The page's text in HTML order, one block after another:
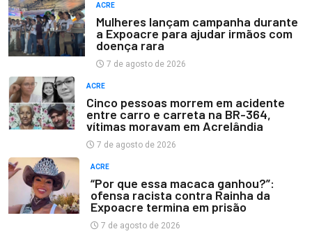
ACRE
Mulheres lançam campanha durante
a Expoacre para ajudar irmãos com
doença rara
7 de agosto de 2026
ACRE
Cinco pessoas morrem em acidente
entre carro e carreta na BR-364,
vítimas moravam em Acrelândia
7 de agosto de 2026
ACRE
“Por que essa macaca ganhou?”:
ofensa racista contra Rainha da
Expoacre termina em prisão
7 de agosto de 2026